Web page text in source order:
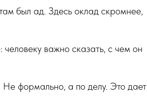
был ад. Здесь оклад скромнее,
важно сказать, с чем он
формально, а по делу. Это дает